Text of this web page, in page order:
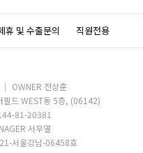
휴 및 수출문의 직원전용
OWNER 전상훈
필드 WEST동 5층, (06142)
81-20381
서무열
서울강남-06458호